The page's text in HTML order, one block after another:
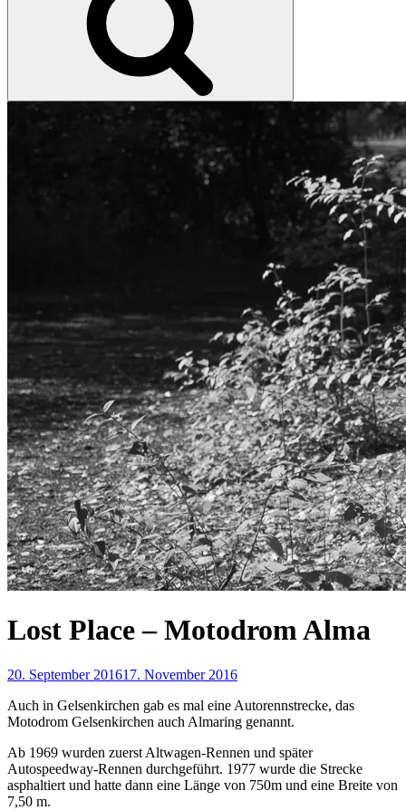
Lost Place – Motodrom Alma
20. September 201617. November 2016
Auch in Gelsenkirchen gab es mal eine Autorennstrecke, das
Motodrom Gelsenkirchen auch Almaring genannt.
Ab 1969 wurden zuerst Altwagen-Rennen und später
Autospeedway-Rennen durchgeführt. 1977 wurde die Strecke
asphaltiert und hatte dann eine Länge von 750m und eine Breite von
7,50 m.